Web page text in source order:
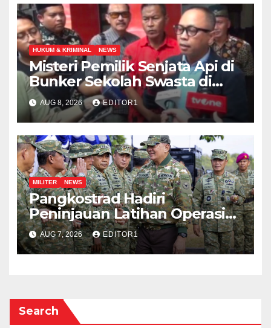
HUKUM & KRIMINAL NEWS
Misteri Pemilik Senjata Api di
Bunker Sekolah Swasta di
Jakarta Selatan Terungkap
AUG 8, 2026 EDITOR1
MILITER NEWS
Pangkostrad Hadiri
Peninjauan Latihan Operasi
Terintegrasi TNI 2026 di
Kepulauan Riau
AUG 7, 2026 EDITOR1
Search